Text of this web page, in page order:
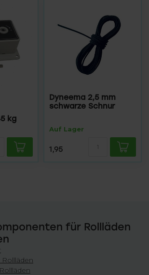
kg
Dyneema 2,5 mm
schwarze Schnur
Auf Lager
1,95
für Rollläden